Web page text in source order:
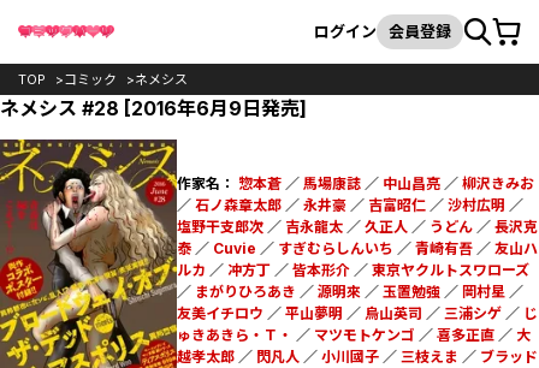
検索
ログイン 会員登録カート
TOP コミック ネメシス
ネメシス #28 [2016年6月9日発売]
作家名： 惣本蒼／ 馬場康誌／ 中山昌亮／ 柳沢きみお
／ 石ノ森章太郎／ 永井豪／ 吉富昭仁／ 沙村広明 ／
塩野干支郎次／ 吉永龍太／ 久正人／ うどん／ 長沢克
泰／ Cuvie ／ すぎむらしんいち ／ 青崎有吾／ 友山ハ
ルカ ／ 冲方丁／ 皆本形介／ 東京ヤクルトスワローズ
／ まがりひろあき ／ 源明來／ 玉置勉強／ 岡村星／
友美イチロウ ／ 平山夢明 ／ 烏山英司 ／ 三浦シゲ／ じ
ゅきあきら・Ｔ・ ／ マツモトケンゴ ／ 喜多正直／ 大
越孝太郎／ 閃凡人／ 小川國子／ 三枝えま ／ ブラッド